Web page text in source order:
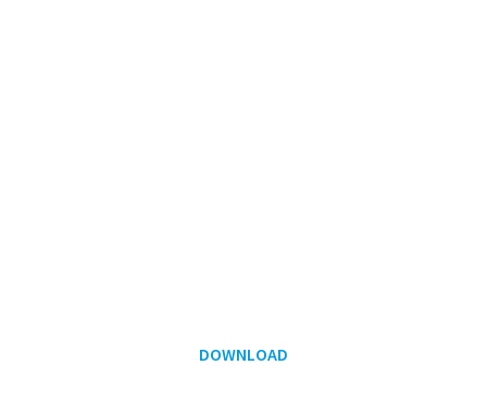
DOWNLOAD